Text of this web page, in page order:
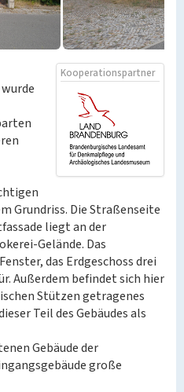
Kooperationspartner
Grundriss. Die Straßenseite
liegt an der
Gelände. Das
das Erdgeschoss drei
Außerdem befindet sich hier
Stützen getragenes
Teil des Gebäudes als
Gebäude der
große